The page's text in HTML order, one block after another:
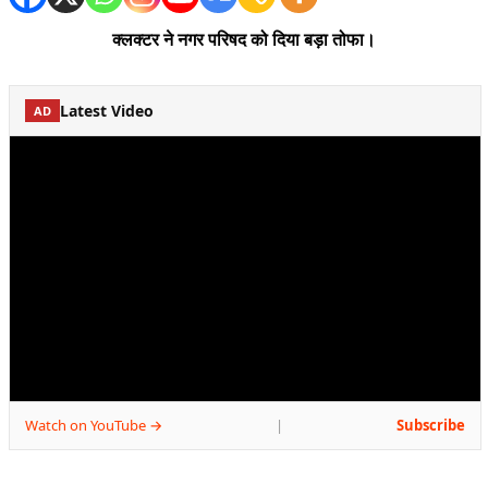
क्लक्टर ने नगर परिषद को दिया बड़ा तोफा।
AD Latest Video
Watch on YouTube → | Subscribe